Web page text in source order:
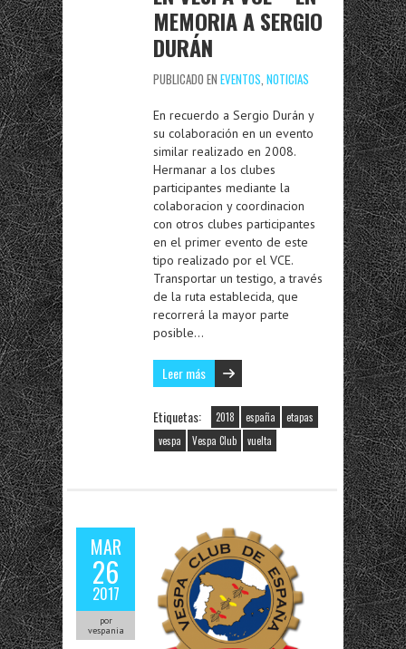
MEMORIA A SERGIO
DURÁN
PUBLICADO EN EVENTOS, NOTICIAS
En recuerdo a Sergio Durán y
su colaboración en un evento
similar realizado en 2008.
Hermanar a los clubes
participantes mediante la
colaboracion y coordinacion
con otros clubes participantes
en el primer evento de este
tipo realizado por el VCE.
Transportar un testigo, a través
de la ruta establecida, que
recorrerá la mayor parte
posible…
Leer más
Etiquetas: 2018 españa
etapas
vespa
Vespa Club vuelta
MAR
26
2017
por
vespania